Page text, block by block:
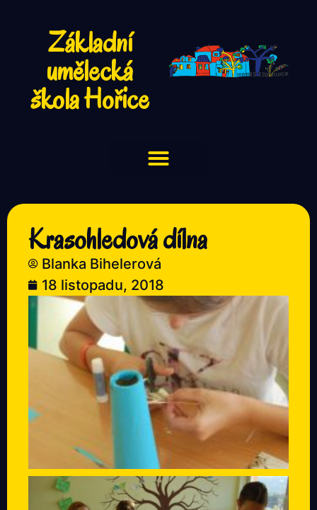
Základní
umělecká
škola Hořice
Krasohledová dílna
Blanka Bihelerová
18 listopadu, 2018